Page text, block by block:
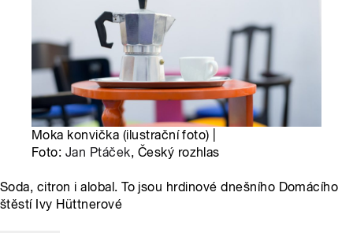
Moka konvička (ilustrační foto) |
Foto: Jan Ptáček, Český rozhlas
Soda, citron i alobal. To jsou hrdinové dnešního Domácího
štěstí Ivy Hüttnerové